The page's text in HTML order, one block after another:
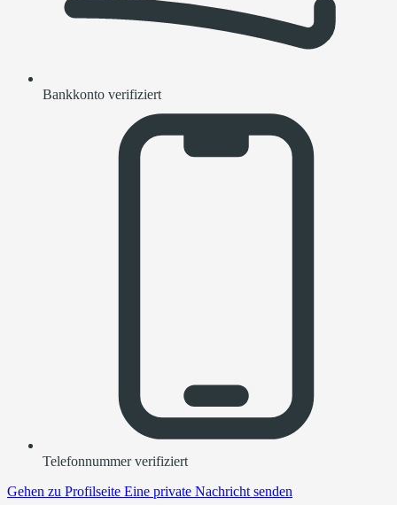
Bankkonto verifiziert
Telefonnummer verifiziert
Gehen zu Profilseite Eine private Nachricht senden